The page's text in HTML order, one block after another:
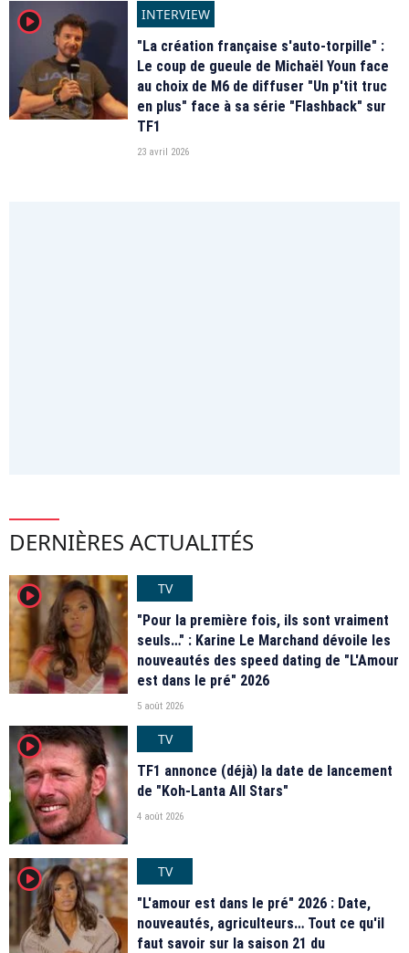
player2
INTERVIEW
"La création française s'auto-torpille" :
Le coup de gueule de Michaël Youn face
au choix de M6 de diffuser "Un p'tit truc
en plus" face à sa série "Flashback" sur
TF1
23 avril 2026
DERNIÈRES ACTUALITÉS
player2
TV
"Pour la première fois, ils sont vraiment
seuls…" : Karine Le Marchand dévoile les
nouveautés des speed dating de "L'Amour
est dans le pré" 2026
5 août 2026
player2
TV
TF1 annonce (déjà) la date de lancement
de "Koh-Lanta All Stars"
4 août 2026
player2
TV
"L'amour est dans le pré" 2026 : Date,
nouveautés, agriculteurs… Tout ce qu'il
faut savoir sur la saison 21 du